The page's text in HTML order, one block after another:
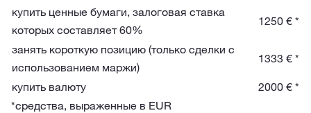
купить ценные бумаги, залоговая ставка
которых составляет 60%
1250 € *
занять короткую позицию (только сделки с
использованием маржи)
1333 € *
купить валюту
2000 € *
*средства, выраженные в EUR